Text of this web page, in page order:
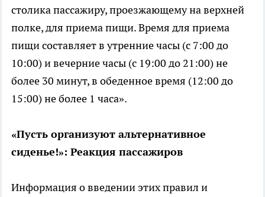
столика пассажиру, проезжающему на верхней
полке, для приема пищи. Время для приема
пищи составляет в утренние часы (с 7:00 до
10:00) и вечерние часы (с 19:00 до 21:00) не
более 30 минут, в обеденное время (12:00 до
15:00) не более 1 часа».
«Пусть организуют альтернативное
сиденье!»: Реакция пассажиров
Информация о введении этих правил и